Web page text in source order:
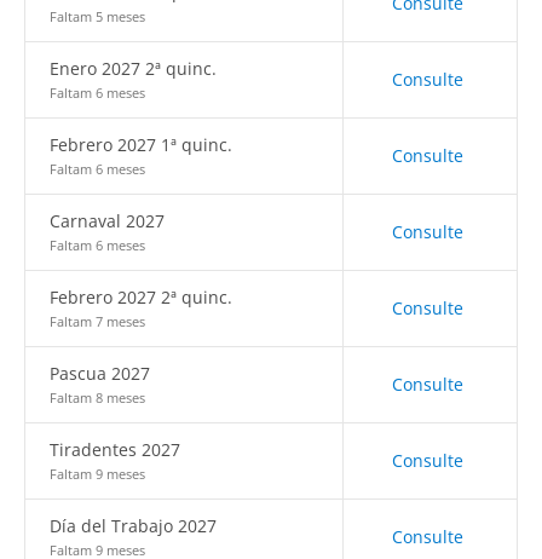
Faltam 5 meses
Enero 2027 2ª quinc.
Faltam 6 meses
Consulte
Febrero 2027 1ª quinc.
Faltam 6 meses
Consulte
Carnaval 2027
Faltam 6 meses
Consulte
Febrero 2027 2ª quinc.
Faltam 7 meses
Consulte
Pascua 2027
Faltam 8 meses
Consulte
Tiradentes 2027
Faltam 9 meses
Consulte
Día del Trabajo 2027
Faltam 9 meses
Consulte